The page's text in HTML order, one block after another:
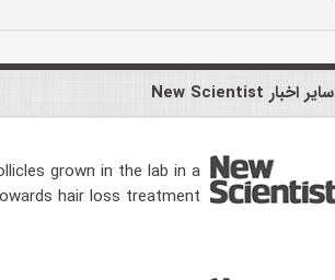
سایر اخبار New Scientist
grown in the lab in a
hair loss treatment